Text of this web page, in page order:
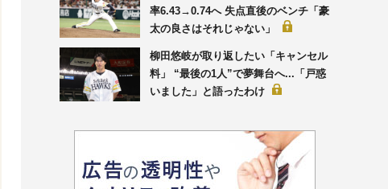
率6.43→0.74へ 失点直後のベンチ「豪
太の良さはそれじゃない」
柳田悠岐が取り返したい「キャンセル
料」 “最後の1人”で夢舞台へ...「戸惑
いました」と語ったわけ